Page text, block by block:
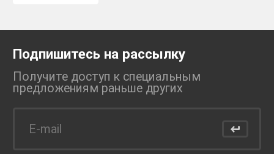
Подпишитесь на рассылку
Получите доступ к специальным
предложениям раньше других